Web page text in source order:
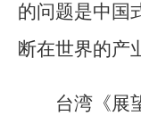
的问题是中国
断在世界的产
台湾《展